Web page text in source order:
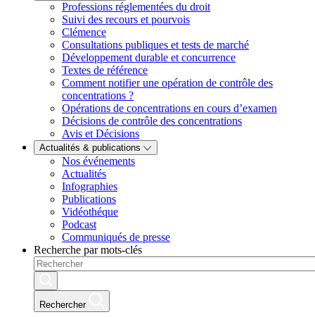
Professions réglementées du droit
Suivi des recours et pourvois
Clémence
Consultations publiques et tests de marché
Développement durable et concurrence
Textes de référence
Comment notifier une opération de contrôle des
concentrations ?
Opérations de concentrations en cours d’examen
Décisions de contrôle des concentrations
Avis et Décisions
Actualités & publications
Nos événements
Actualités
Infographies
Publications
Vidéothéque
Podcast
Communiqués de presse
Recherche par mots-clés
Rechercher